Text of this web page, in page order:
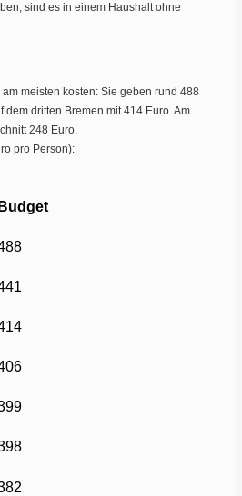
sind es in einem Haushalt ohne
meisten kosten: Sie geben rund 488
dem dritten Bremen mit 414 Euro. Am
248 Euro.
pro Person):
Budget